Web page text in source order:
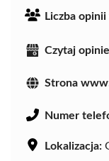
Liczba
Czytaj
Strona
Numer
Lokalizacja: